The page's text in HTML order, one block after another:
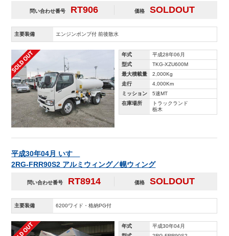
問い合わせ番号 RT906 価格 SOLDOUT
主要装備 エンジンポンプ付 前後散水
年式
平成28年06月
型式
TKG-XZU600M
最大積載量
2,000Kg
走行
4,000Km
ミッション
5速MT
在庫場所
トラックランド
栃木
平成30年04月 いすゞ
2RG-FRR90S2 アルミウィング／幌ウィング
問い合わせ番号 RT8914 価格 SOLDOUT
主要装備 6200ワイド・格納PG付
年式
平成30年04月